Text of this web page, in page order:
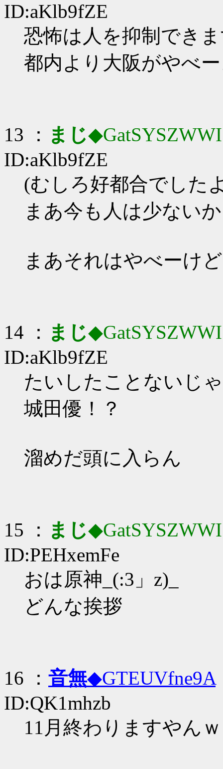
ID:aKlb9fZE
恐怖は人を抑制でき
都内より大阪がやべ
13 ： まじ◆GatSYSZWWI
ID:aKlb9fZE
(むしろ好都合でした
まあ今も人は少ない
まあそれはやべーけど
14 ： まじ◆GatSYSZWWI
ID:aKlb9fZE
たいしたことないじ
城田優！？
溜めだ頭に入らん
15 ： まじ◆GatSYSZWWI
ID:PEHxemFe
おは原神_(:3」z)_
どんな挨拶
16 ： 音無◆GTEUVfne9A
ID:QK1mhzb
11月終わりますやんｗ